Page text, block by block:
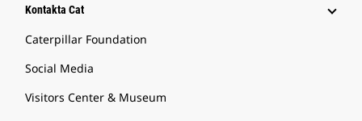
Kontakta Cat
Caterpillar Foundation
Social Media
Visitors Center & Museum